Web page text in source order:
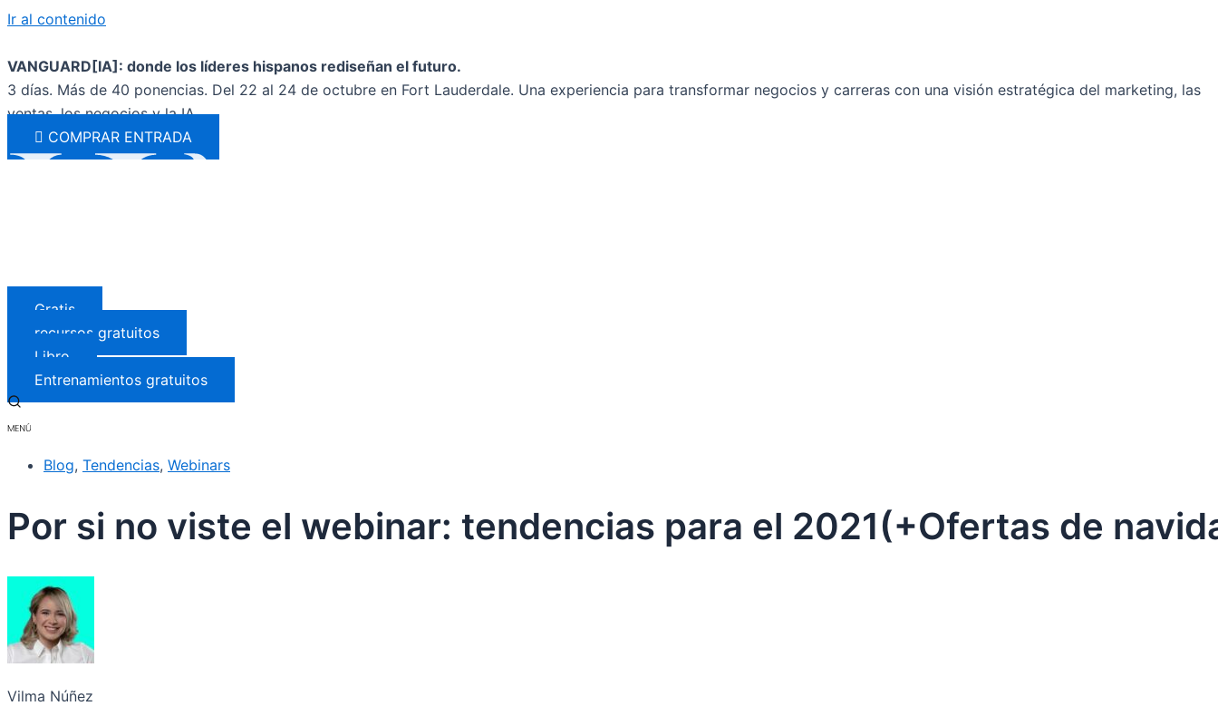
Ir al contenido
VANGUARD[IA]: donde los líderes hispanos rediseñan el futuro.
3 días. Más de 40 ponencias. Del 22 al 24 de octubre en Fort Lauderdale. Una experiencia para transformar negocios y carreras con una visión estratégica del marketing, las
ventas, los negocios y la IA.
COMPRAR ENTRADA
Gratis
recursos gratuitos
Libro
Entrenamientos gratuitos
Blog, Tendencias, Webinars
Por si no viste el webinar: tendencias para el 2021(+Ofertas de
Vilma Núñez